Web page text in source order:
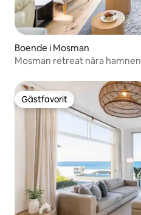
Boende i Mosman
Mosman retreat nära hamnen
Gästfavorit
Gästfavorit